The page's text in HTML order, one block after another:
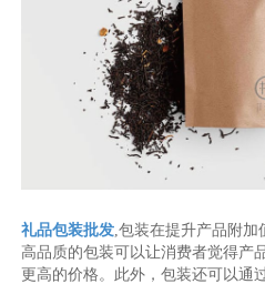
礼品包装批发,包装在提升产品附加
高品质的包装可以让消费者觉得产
更高的价格。此外，包装还可以通